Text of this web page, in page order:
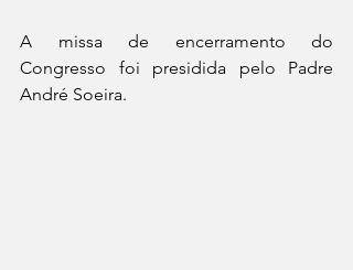
A missa de encerramento do
Congresso foi presidida pelo Padre
André Soeira.